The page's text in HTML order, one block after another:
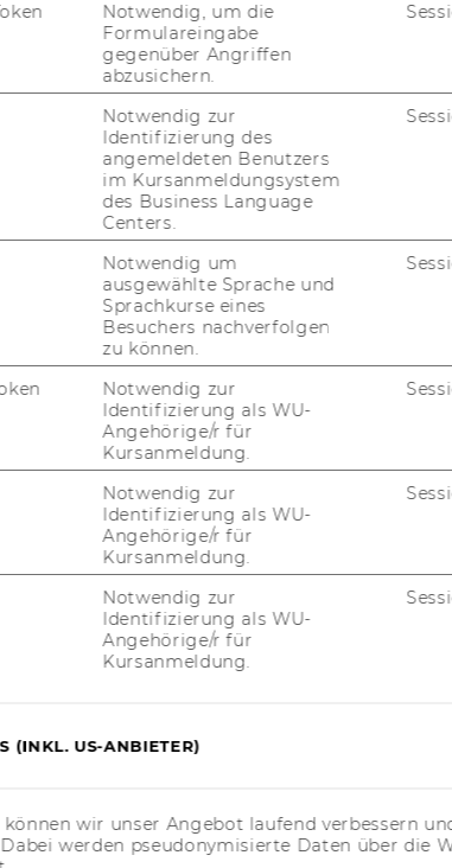
Award 2026 - © Fotocredit:
Morgenstern
der Iran-​Krieg
LL.M. (NYU) hat am 27. März einen Bei­
des Kriegs im Iran in der "Jü­di­
weist Frau Univ.-Prof. Mo­ni­ka Polzin,
Notwendig, um die
Formulareingabe
gegenüber Angriffen
abzusichern.
Notwendig zur
Identifizierung des
angemeldeten Benutzers
im Kursanmeldungsystem
des Business Language
Centers.
Notwendig um
ausgewählte Sprache und
Sprachkurse eines
Besuchers nachverfolgen
zu können.
Notwendig zur
Identifizierung als WU-
Angehörige/r für
Kursanmeldung.
Notwendig zur
Identifizierung als WU-
Angehörige/r für
Kursanmeldung.
Notwendig zur
Identifizierung als WU-
Angehörige/r für
Kursanmeldung.
(INKL. US-ANBIETER)
wir unser Angebot laufend verbessern
werden pseudonymisierte Daten über die